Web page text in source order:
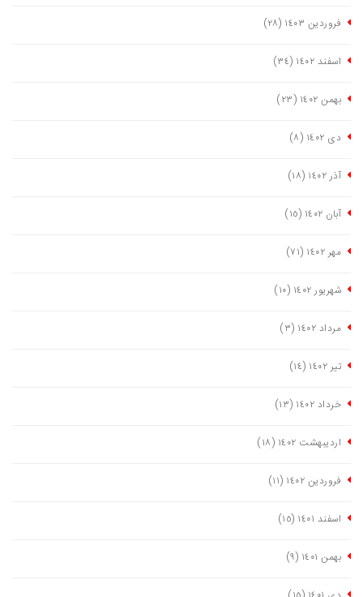
فروردین ١٤٠٣ (٢٨)
اسفند ١٤٠٢ (٣٤)
بهمن ١٤٠٢ (٢٣)
دی ١٤٠٢ (٨)
آذر ١٤٠٢ (١٨)
آبان ١٤٠٢ (١٥)
مهر ١٤٠٢ (٧١)
شهریور ١٤٠٢ (١٠)
مرداد ١٤٠٢ (٣)
تیر ١٤٠٢ (١٤)
خرداد ١٤٠٢ (١٣)
اردیبهشت ١٤٠٢ (١٨)
فروردین ١٤٠٢ (١١)
اسفند ١٤٠١ (١٥)
بهمن ١٤٠١ (٩)